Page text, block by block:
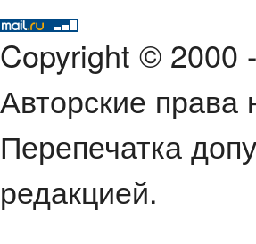
Copyright © 2000
Авторские
Перепечатка
редакцией.